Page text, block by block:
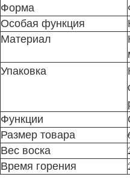
Форма
Особая функция
Материал
Упаковка
Функции
Размер товара
Вес воска
Время горения